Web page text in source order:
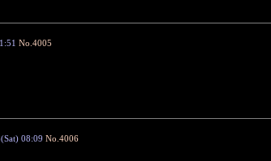
No.4005
08:09 No.4006